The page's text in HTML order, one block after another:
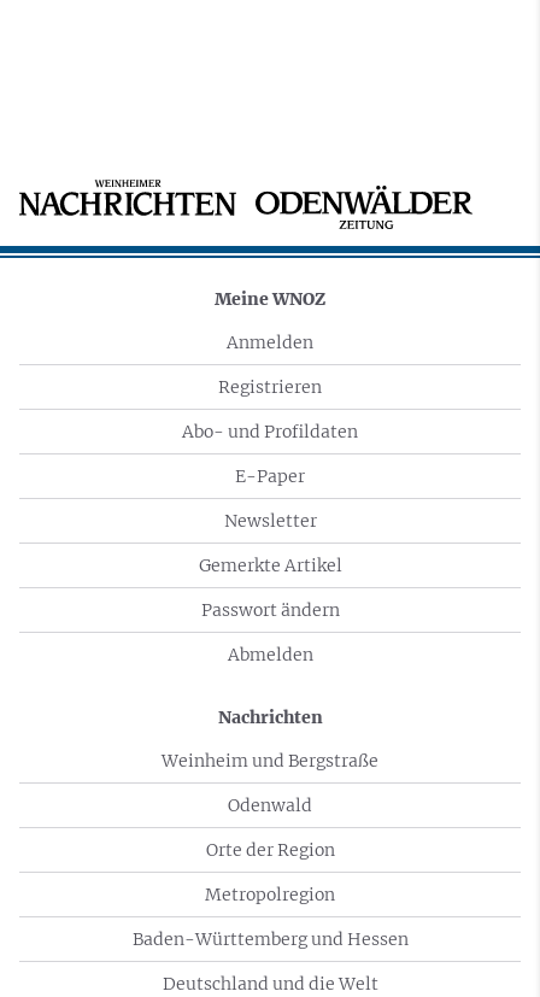
Meine WNOZ
Anmelden
Registrieren
Abo- und Profildaten
E-Paper
Newsletter
Gemerkte Artikel
Passwort ändern
Abmelden
Nachrichten
Weinheim und Bergstraße
Odenwald
Orte der Region
Metropolregion
Baden-Württemberg und Hessen
Deutschland und die Welt